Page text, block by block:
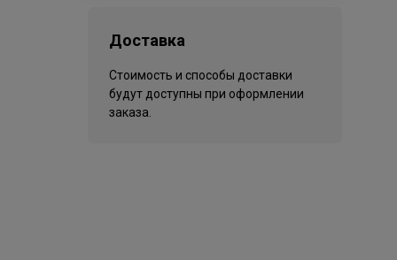
Доставка
Стоимость и способы доставки
будут доступны при оформлении
заказа.